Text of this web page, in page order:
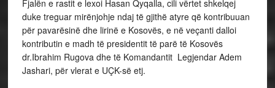
Fjalën e rastit e lexoi Hasan Qyqalla, cili vërtet shkelqej
duke treguar mirënjohje ndaj të gjithë atyre që kontribuuan
për pavarësinë dhe lirinë e Kosovës, e në veçanti dalloi
kontributin e madh të presidentit të parë të Kosovës
dr.Ibrahim Rugova dhe të Komandantit Legjendar Adem
Jashari, për vlerat e UÇK-së etj.